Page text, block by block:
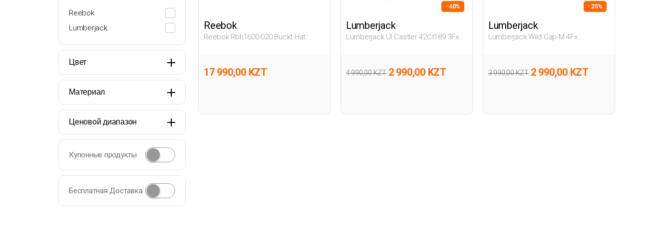
Reebok
Lumberjack
Цвет
Материал
Ценовой диапазон
Купонные продукты
Бесплатная Доставка
Reebok
Reebok Rbh1600-020 Buckt Hat
17 990,00 KZT
- 40%
Lumberjack
Lumberjack Ul Castler 42Ct189 3Fx
4 990,00 KZT 2 990,00 KZT
- 25%
Lumberjack
Lumberjack Wild Cap-M 4Fx
3 990,00 KZT 2 990,00 KZT